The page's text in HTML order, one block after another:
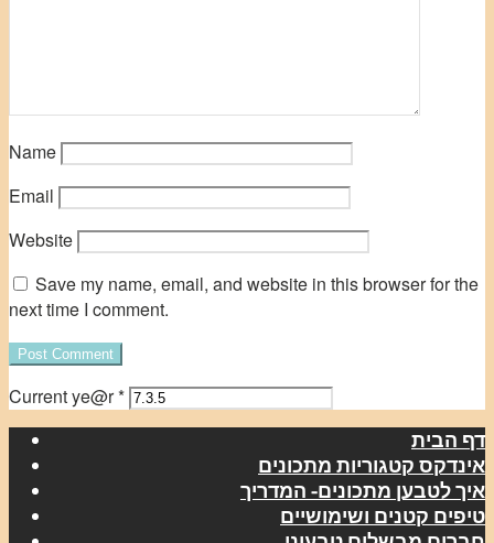
Name
Email
Website
Save my name, email, and website in this browser for the
next time I comment.
Current ye@r*
דף הבית
אינדקס קטגוריות מתכונים
איך לטבען מתכונים- המדריך
טיפים קטנים ושימושיים